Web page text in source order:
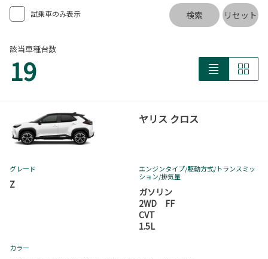
試乗車のみ表示 検索 リセット
該当車種台数
19
ヤリス クロス
グレード
Z
エンジンタイプ/駆動方式/トランスミッ
ション/排気量
ガソリン
2WD FF
CVT
1.5L
カラー